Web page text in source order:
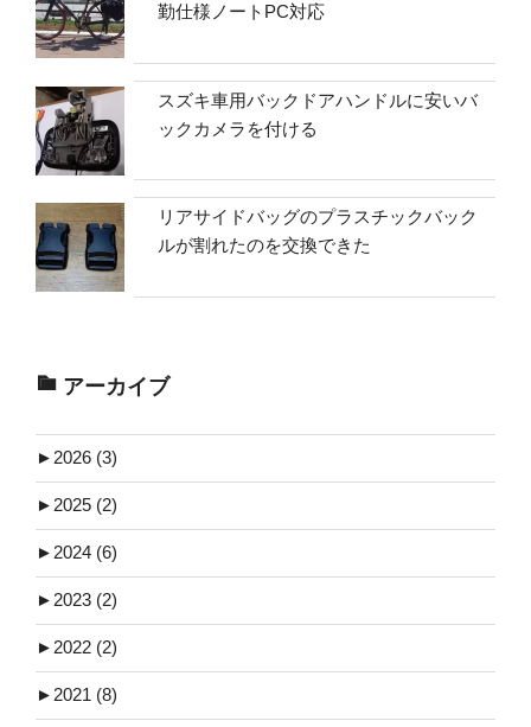
勤仕様ノートPC対応
スズキ車用バックドアハンドルに安いバ
ックカメラを付ける
リアサイドバッグのプラスチックバック
ルが割れたのを交換できた
アーカイブ
► 2026 (3)
► 2025 (2)
► 2024 (6)
► 2023 (2)
► 2022 (2)
► 2021 (8)